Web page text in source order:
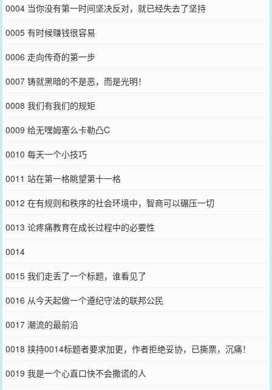
0004 当你没有第一时间坚决反对，就已经失去了坚持
0005 有时候赚钱很容易
0006 走向传奇的第一步
0007 铸就黑暗的不是恶，而是光明！
0008 我们有我们的规矩
0009 给无嘿姆塞么卡勒凸C
0010 每天一个小技巧
0011 站在第一格眺望第十一格
0012 在有规则和秩序的社会环境中，智商可以碾压一切
0013 论疼痛教育在成长过程中的必要性
0014
0015 我们走丢了一个标题，谁看见了
0016 从今天起做一个遵纪守法的联邦公民
0017 潮流的最前沿
0018 挟持0014标题者要求加更，作者拒绝妥协，已撕票，沉痛！
0019 我是一个心直口快不会撒谎的人